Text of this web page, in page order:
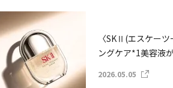
〈SKⅡ(エスケー
ングケア*1美容液
2026.05.05